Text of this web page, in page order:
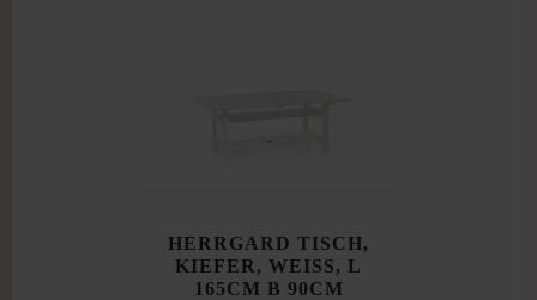
HERRGARD TISCH,
KIEFER, WEISS, L
165CM B 90CM